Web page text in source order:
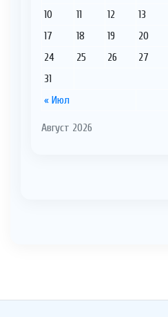
Август 2026
« Июл
10
11 12 13
17
18 19 20
24
25 26 27
31